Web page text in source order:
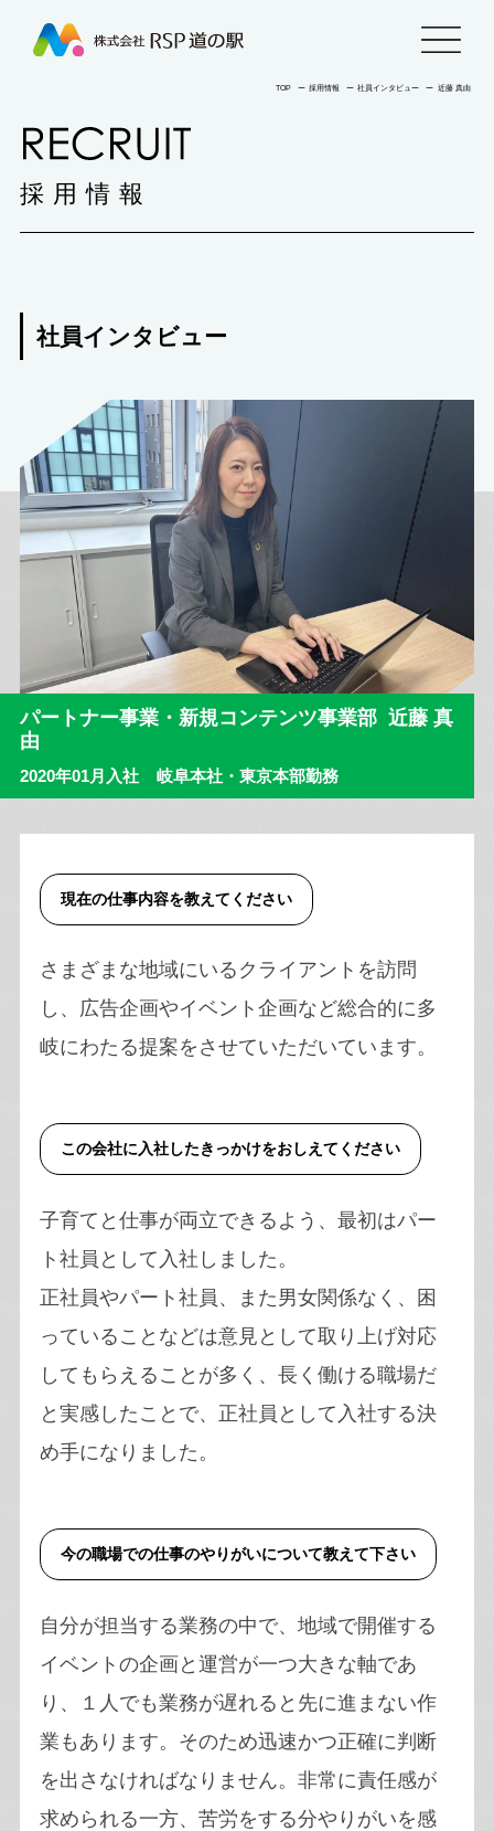
株
会
社
道
駅
menu
TOP ー 採用情報 ー 社員インタビュー ー 近藤 真由
RECRUIT
採用情報
社員インタビュー
パートナー事業・新規コンテンツ事業部 近藤 真
由
2020年01月入社 岐阜本社・東京本部勤務
現在の仕事内容を教えてください
さまざまな地域にいるクライアントを訪問
し、広告企画やイベント企画など総合的に多
岐にわたる提案をさせていただいています。
この会社に入社したきっかけをおしえてください
子育てと仕事が両立できるよう、最初はパー
ト社員として入社しました。
正社員やパート社員、また男女関係なく、困
っていることなどは意見として取り上げ対応
してもらえることが多く、長く働ける職場だ
と実感したことで、正社員として入社する決
め手になりました。
今の職場での仕事のやりがいについて教えて下さい
自分が担当する業務の中で、地域で開催する
イベントの企画と運営が一つ大きな軸であ
り、１人でも業務が遅れると先に進まない作
業もあります。そのため迅速かつ正確に判断
を出さなければなりません。非常に責任感が
求められる一方、苦労をする分やりがいを感